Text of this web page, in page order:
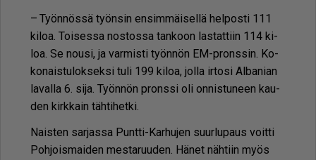
– Työn­nös­sä työn­sin en­sim­mäi­sel­lä hel­pos­ti 111
ki­loa. Toi­ses­sa nos­tos­sa tan­koon las­tat­tiin 114 ki­
loa. Se nou­si, ja var­mis­ti työn­nön EM-prons­sin. Ko­
ko­nais­tu­lok­sek­si tuli 199 ki­loa, jol­la ir­to­si Al­ba­ni­an
la­val­la 6. sija. Työn­nön prons­si oli on­nis­tu­neen kau­
den kirk­kain täh­ti­het­ki.
Nais­ten sar­jas­sa Punt­ti-Kar­hu­jen suur­lu­paus voit­ti
Poh­jois­mai­den mes­ta­ruu­den. Hä­net näh­tiin myös